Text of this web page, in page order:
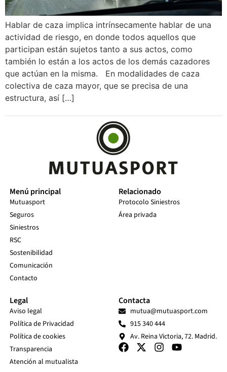
Hablar de caza implica intrínsecamente hablar de una
actividad de riesgo, en donde todos aquellos que
participan están sujetos tanto a sus actos, como
también lo están a los actos de los demás cazadores
que actúan en la misma. En modalidades de caza
colectiva de caza mayor, que se precisa de una
estructura, así […]
Menú principal
Mutuasport
Seguros
Siniestros
RSC
Sostenibilidad
Comunicación
Contacto
Relacionado
Protocolo Siniestros
Área privada
Legal
Aviso legal
Política de Privacidad
Política de cookies
Transparencia
Atención al mutualista
Contacta
mutua@mutuasport.com
915 340 444
Av. Reina Victoria, 72. Madrid.